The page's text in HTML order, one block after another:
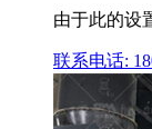
由于此的设
联系电话: